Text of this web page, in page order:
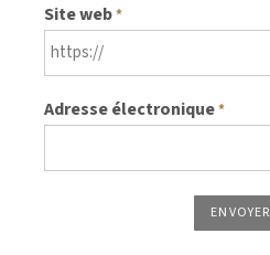
Site web*
Adresse électronique*
ENVOYER